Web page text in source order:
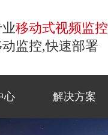
移动式视频监控
监控,快速部署
心 解决方案